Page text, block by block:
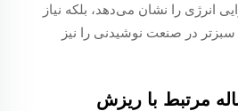
انرژی را نشان می‌دهد، بلکه نیاز
در صنعت نوشیدنی را نیز
مرتبط با ریزش